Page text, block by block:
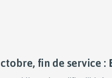
fin de service :